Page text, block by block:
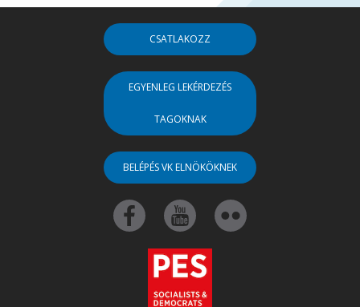
CSATLAKOZZ
EGYENLEG LEKÉRDEZÉS
TAGOKNAK
BELÉPÉS VK ELNÖKÖKNEK